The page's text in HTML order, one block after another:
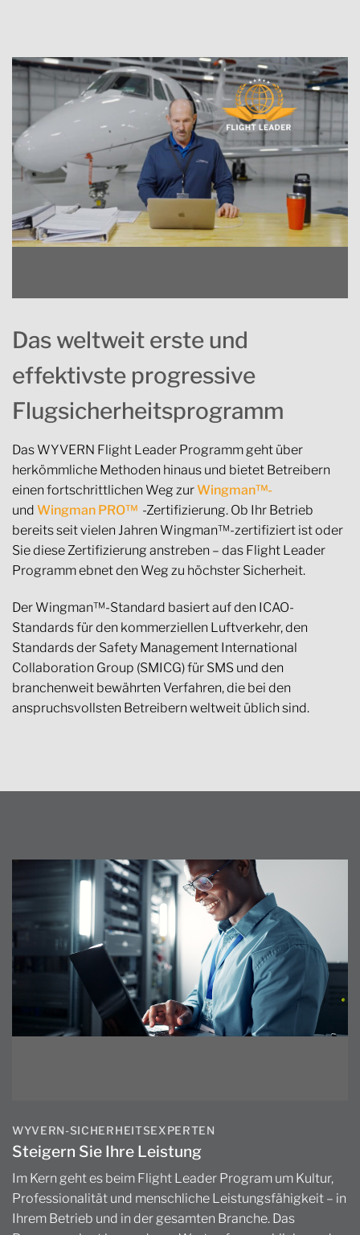
Das weltweit erste und
effektivste progressive
Flugsicherheitsprogramm
Das WYVERN Flight Leader Programm geht über
herkömmliche Methoden hinaus und bietet Betreibern
einen fortschrittlichen Weg zurWingman™-
und Wingman PRO™ -Zertifizierung. Ob Ihr Betrieb
bereits seit vielen Jahren Wingman™-zertifiziert ist oder
Sie diese Zertifizierung anstreben – das Flight Leader
Programm ebnet den Weg zu höchster Sicherheit.
Der Wingman™-Standard basiert auf den ICAO-
Standards für den kommerziellen Luftverkehr, den
Standards der Safety Management International
Collaboration Group (SMICG) für SMS und den
branchenweit bewährten Verfahren, die bei den
anspruchsvollsten Betreibern weltweit üblich sind.
WYVERN-SICHERHEITSEXPERTEN
Steigern Sie Ihre Leistung
Im Kern geht es beim Flight Leader Program um Kultur,
Professionalität und menschliche Leistungsfähigkeit – in
Ihrem Betrieb und in der gesamten Branche. Das